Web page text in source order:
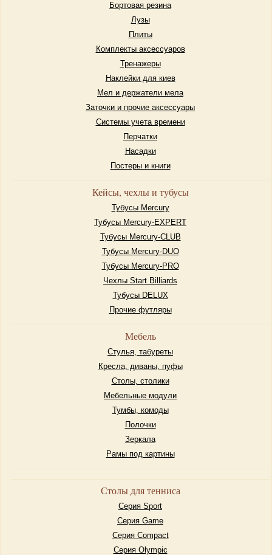
Бортовая резина
Лузы
Плиты
Комплекты аксессуаров
Тренажеры
Наклейки для киев
Мел и держатели мела
Заточки и прочие аксессуары
Системы учета времени
Перчатки
Насадки
Постеры и книги
Кейсы, чехлы и тубусы
Тубусы Mercury
Тубусы Mercury-EXPERT
Тубусы Mercury-CLUB
Тубусы Mercury-DUO
Тубусы Mercury-PRO
Чехлы Start Billiards
Тубусы DELUX
Прочие футляры
Мебель
Стулья, табуреты
Кресла, диваны, пуфы
Столы, столики
Мебельные модули
Тумбы, комоды
Полочки
Зеркала
Рамы под картины
Столы для тенниса
Серия Sport
Серия Game
Серия Compact
Серия Olympic